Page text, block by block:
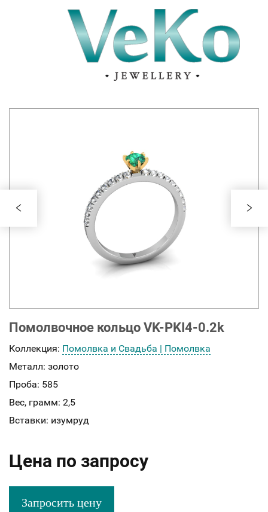
Помолвочное кольцо VK-PKI4-0.2k
Коллекция: Помолвка и Свадьба | Помолвка
Металл: золото
Проба: 585
Вес, грамм: 2,5
Вставки: изумруд
Цена по запросу
Запросить цену